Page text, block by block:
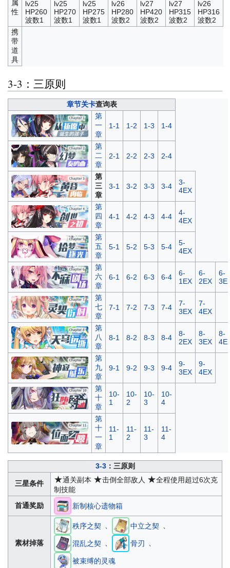
属
性
lv25
HP260
波数1
lv25
HP270
波数1
lv25
HP275
波数1
lv26
HP280
波数2
lv27
HP420
波数2
lv27
HP315
波数2
lv26
HP316
波数2
携
带
道
具
3-3：三原则
章节关卡查询表
第
一
章
1-1 1-2 1-3 1-4
第
二
章
2-1 2-2 2-3 2-4
第
三
章
3-1 3-2 3-3 3-4
3-
4EX
第
四
章
4-1 4-2 4-3 4-4
4-
4EX
第
五
章
5-1 5-2 5-3 5-4
5-
4EX
第
六
章
6-1 6-2 6-3 6-4
6-
1EX
6-
2EX
6-
第
七
章
7-1 7-2 7-3 7-4
7-
3EX
7-
4EX
第
八
章
8-1 8-2 8-3 8-4
8-
2EX
8-
3EX
8-
第
九
章
9-1 9-2 9-3 9-4
9-
3EX
9-
4EX
第
十
章
10-
1
10-
2
10-
3
10-
4
第
十
一
章
11-
1
11-
2
11-
3
11-
4
3-3：三原则
三星条件 ★通关副本 ★击倒全部敌人 ★全程使用超过6次克
制技能
首通奖励
新制核心遗物箱
素材掉落
秩序之契 中立之契
混乱之契 骨刃
被束缚的灵魂